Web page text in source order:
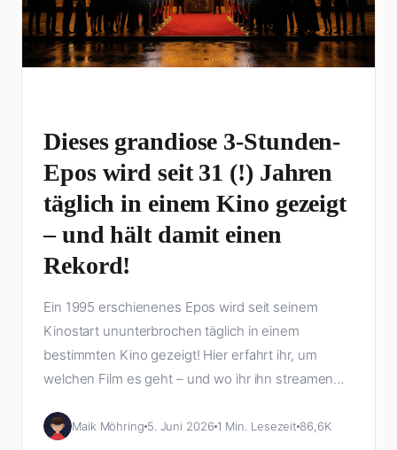
Dieses grandiose 3-Stunden-
Epos wird seit 31 (!) Jahren
täglich in einem Kino gezeigt
– und hält damit einen
Rekord!
Ein 1995 erschienenes Epos wird seit seinem
Kinostart ununterbrochen täglich in einem
bestimmten Kino gezeigt! Hier erfahrt ihr, um
welchen Film es geht – und wo ihr ihn streamen
Maik Möhring 5. Juni 2026 1 Min. Lesezeit 86,6K